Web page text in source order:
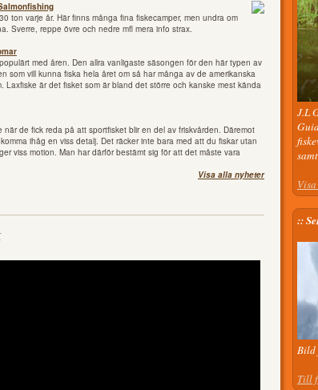
ton varje år. Här finns många fina fiskecamper, men undra om
Sverre, reppe övre och nedre mfl mera info strax.
med åren. Den allra vanligaste säsongen för den här typen av
som vill kunna fiska hela året om så har många av de amerikanska
Laxfiske är det fisket som är bland det större och kanske mest kända
de fick reda på att sportfisket blir en del av friskvården. Däremot
ihåg en viss detalj. Det räcker inte bara med att du fiskar utan
viss motion. Man har därför bestämt sig för att det måste vara
Visa alla nyheter
J.L
::
Bild
Till